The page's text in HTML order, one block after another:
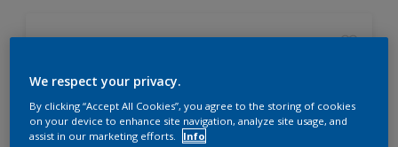
universell einsetzbar, auch für
Fenster geeignet
hoch strapazierfähig
We respect your privacy.
By clicking “Accept All Cookies”, you agree to the storing of cookies
on your device to enhance site navigation, analyze site usage, and
assist in our marketing efforts.
Info